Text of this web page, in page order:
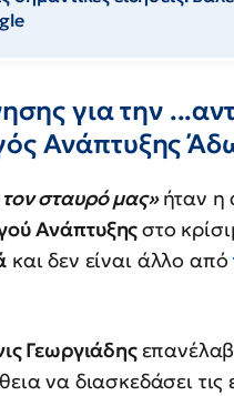
για την
Ανάπτυξης
σταυρό μας»ήταν η
Ανάπτυξηςστο
και δεν είναι άλλο από
Γεωργιάδης
να διασκεδάσει τις